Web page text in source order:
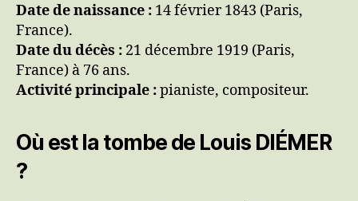
Date de naissance : 14 février 1843 (Paris,
France).
Date du décès : 21 décembre 1919 (Paris,
France) à 76 ans.
Activité principale :pianiste, compositeur.
Où est la tombe de Louis DIÉMER
?